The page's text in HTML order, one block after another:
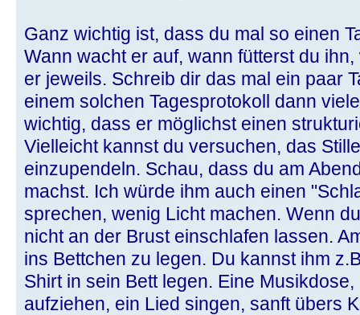
Ganz wichtig ist, dass du mal so einen
Wann wacht er auf, wann fütterst du
er jeweils. Schreib dir das mal ein paar
einem solchen Tagesprotokoll dann
wichtig, dass er möglichst einen
Vielleicht kannst du versuchen, das
einzupendeln. Schau, dass du am
machst. Ich würde ihm auch einen
sprechen, wenig Licht machen. Wenn
nicht an der Brust einschlafen lassen.
ins Bettchen zu legen. Du kannst ihm
Shirt in sein Bett legen. Eine
aufziehen, ein Lied singen, sanft übers